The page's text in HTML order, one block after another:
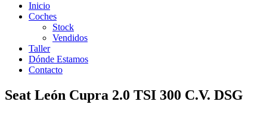
Inicio
Coches
Stock
Vendidos
Taller
Dónde Estamos
Contacto
Seat León Cupra 2.0 TSI 300 C.V. DSG